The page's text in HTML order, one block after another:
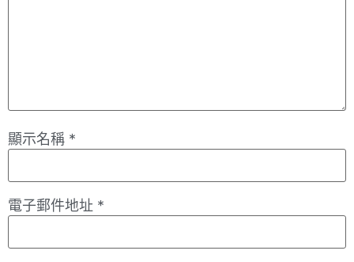
顯示名稱 *
電子郵件地址 *